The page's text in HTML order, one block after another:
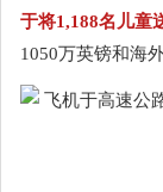
于将1,188名儿童
1050万英镑和海